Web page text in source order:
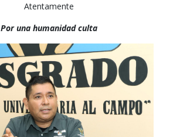
Atentamente
Por una humanidad culta